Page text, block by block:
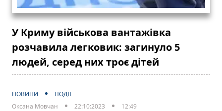
У Криму військова вантажівка
розчавила легковик: загинуло 5
людей, серед них троє дітей
НОВИНИ
ПОДІЇ
Оксана Мовчан
22:10:2023 12:49